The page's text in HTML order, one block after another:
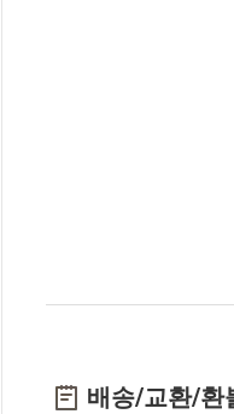
배송/교환/환